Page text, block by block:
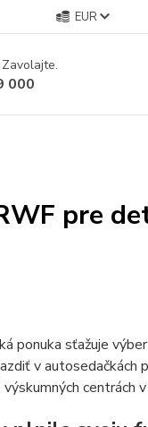
EUR
000
pre
ponuka sťažuje
v autosedačkách
centrách